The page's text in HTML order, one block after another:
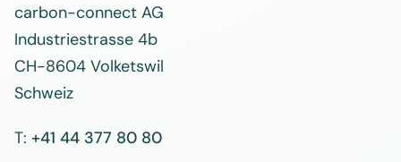
carbon-connect AG
Industriestrasse 4b
CH-8604 Volketswil
Schweiz
T: +41 44 377 80 80